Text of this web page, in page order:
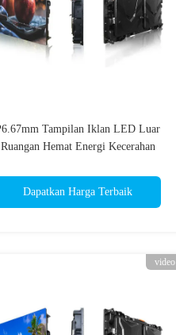
Tampilan Iklan LED Luar
Ruangan Hemat Energi Kecerahan
Dapatkan Harga Terbaik
video